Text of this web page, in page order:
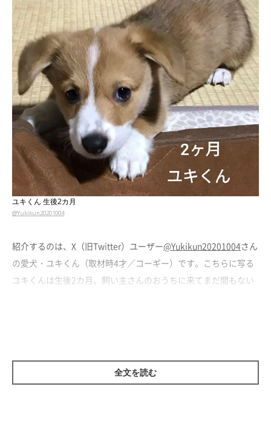
ユキくん 生後2カ月
@Yukikun20201004
紹介するのは、X（旧Twitter）ユーザー@Yukikun20201004さん
の愛犬・ユキくん（取材時4才／コーギー）です。こちらに写る
ユキくんは生後2カ月。飼い主さんのおうちに来てまだ間もない
か…？
全文を読む